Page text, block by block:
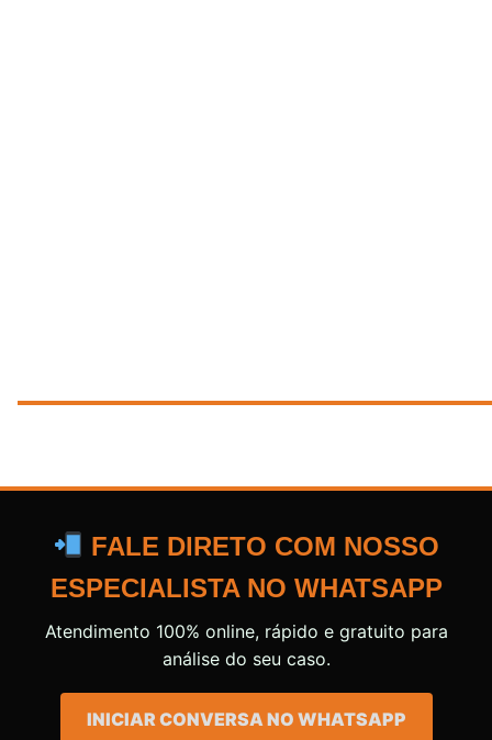
FALE DIRETO COM NOSSO
ESPECIALISTA NO WHATSAPP
Atendimento 100% online, rápido e gratuito para
análise do seu caso.
INICIAR CONVERSA NO WHATSAPP